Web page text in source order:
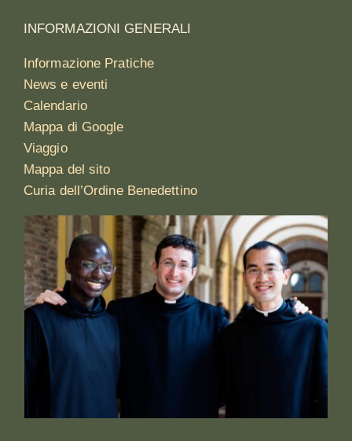
INFORMAZIONI GENERALI
Informazione Pratiche
News e eventi
Calendario
Mappa di Google
Viaggio
Mappa del sito
Curia dell’Ordine Benedettino